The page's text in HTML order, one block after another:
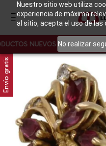
Nuestro sitio web utiliza
experiencia de máxima
al sitio, acepta el uso de las
No realizar
NUEVOS CONOCE
Envío gratis